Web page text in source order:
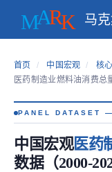
马
首页 / 中国宏观 / 核
医药制造业燃料油消费总
PANEL DATASET —
中国宏观医药
数据（2000-